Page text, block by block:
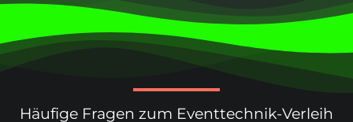
Häufige Fragen zum Eventtechnik-Verleih